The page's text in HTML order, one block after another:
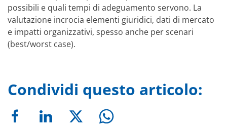
possibili e quali tempi di adeguamento servono. La
valutazione incrocia elementi giuridici, dati di mercato
e impatti organizzativi, spesso anche per scenari
(best/worst case).
Condividi questo articolo: